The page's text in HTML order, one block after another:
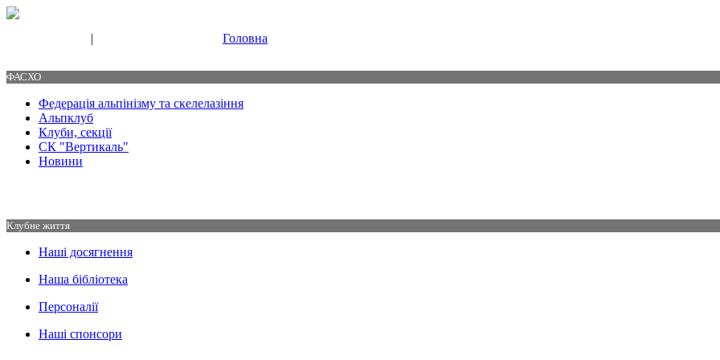
| Головна
ФАСХО
Федерація альпінізму та скелелазіння
Альпклуб
Клуби, секції
СК "Вертикаль"
Новини
Клубне життя
Наші досягнення
Наша бібліотека
Персоналії
Наші спонсори